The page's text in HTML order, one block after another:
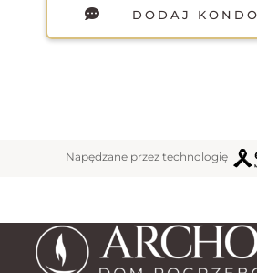
DODAJ
Napędzane przez technologię